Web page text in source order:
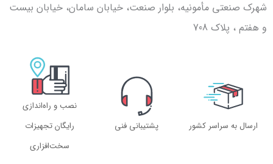
شهرک صنعتی مأمونیه، بلوار صنعت، خیابان سامان، خیابان بیست
و هفتم ، پلاک 708
ارسال به سراسر کشور پشتیبانی فنی
نصب و راه‌اندازی
رایگان تجهیزات
سخت‌افزاری